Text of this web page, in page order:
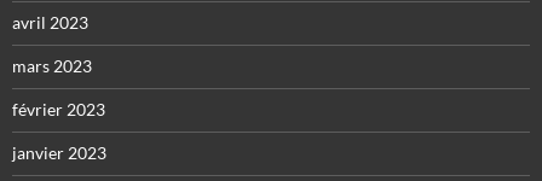
avril 2023
mars 2023
février 2023
janvier 2023